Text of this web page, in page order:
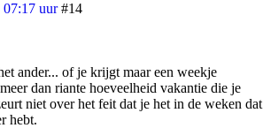
07:17 uur #14
ander... of je krijgt maar een weekje
dan riante hoeveelheid vakantie die je
niet over het feit dat je het in de weken dat
hebt.